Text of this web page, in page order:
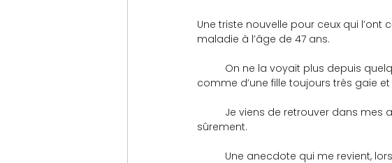
Une triste nouvelle pour ceux qui
maladie à l’âge de 47 ans.
comme d’une fille toujours très gaie
sûrement.